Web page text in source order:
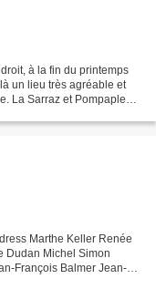
à la fin du printemps
un lieu très agréable et
La Sarraz et Pompaples
Marthe Keller Renée
Dudan Michel Simon
François Balmer Jean-